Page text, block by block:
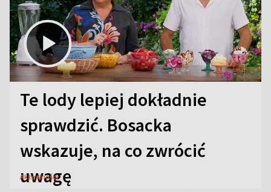
Te lody lepiej dokładnie
sprawdzić. Bosacka
wskazuje, na co zwrócić
uwagę
Aktualności